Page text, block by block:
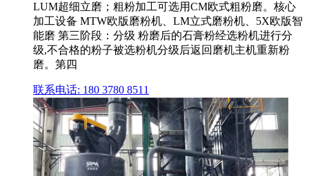
LUM超细立磨；粗粉加工可选用CM欧式粗粉磨。核心
加工设备 MTW欧版磨粉机、LM立式磨粉机、5X欧版智
能磨 第三阶段：分级 粉磨后的石膏粉经选粉机进行分
级,不合格的粉子被选粉机分级后返回磨机主机重新粉
磨。第四
联系电话: 180 3780 8511